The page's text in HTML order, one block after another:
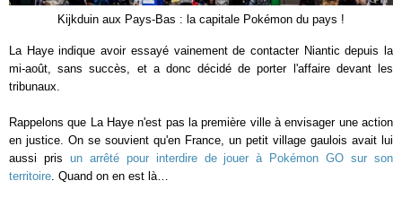
Kijkduin aux Pays-Bas : la capitale Pokémon du pays !
La Haye indique avoir essayé vainement de contacter Niantic depuis la
mi-août, sans succès, et a donc décidé de porter l'affaire devant les
tribunaux.
Rappelons que La Haye n'est pas la première ville à envisager une action
en justice. On se souvient qu'en France, un petit village gaulois avait lui
aussi pris un arrêté pour interdire de jouer à Pokémon GO sur son
territoire. Quand on en est là…